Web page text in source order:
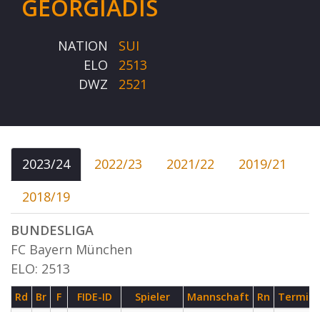
GEORGIADIS
NATION
SUI
ELO
2513
DWZ
2521
2023/24 2022/23 2021/22
2019/21
2018/19
BUNDESLIGA
FC Bayern München
ELO: 2513
Rd Br F FIDE-ID Spieler Mannschaft Rn
Termin